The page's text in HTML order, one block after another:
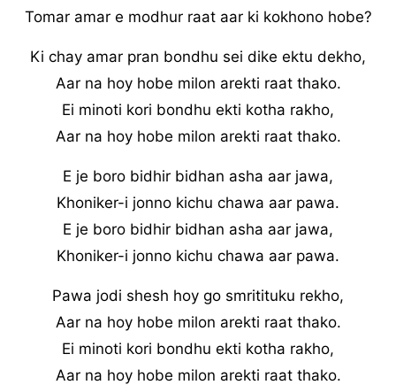
Tomar amar e modhur raat aar ki kokhono hobe?
Ki chay amar pran bondhu sei dike ektu dekho,
Aar na hoy hobe milon arekti raat thako.
Ei minoti kori bondhu ekti kotha rakho,
Aar na hoy hobe milon arekti raat thako.
E je boro bidhir bidhan asha aar jawa,
Khoniker-i jonno kichu chawa aar pawa.
E je boro bidhir bidhan asha aar jawa,
Khoniker-i jonno kichu chawa aar pawa.
Pawa jodi shesh hoy go smritituku rekho,
Aar na hoy hobe milon arekti raat thako.
Ei minoti kori bondhu ekti kotha rakho,
Aar na hoy hobe milon arekti raat thako.